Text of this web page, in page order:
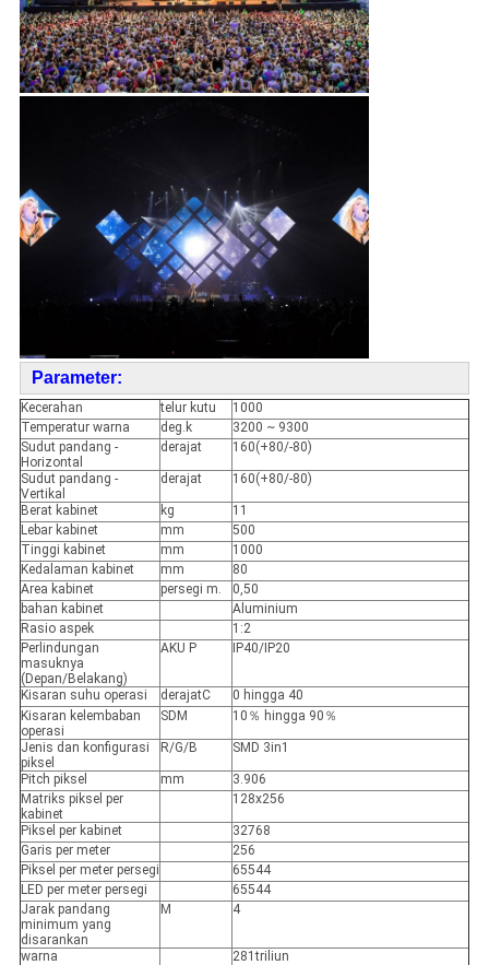
Parameter:
Kecerahan telur kutu
1000
Temperatur warna
deg.k
3200 ~ 9300
Sudut pandang -
Horizontal
derajat 160(+80/-80)
Sudut pandang -
Vertikal
derajat 160(+80/-80)
Berat kabinet kg
11
Lebar kabinet
mm
500
Tinggi kabinet
mm
1000
Kedalaman kabinet
mm
80
Area kabinet
persegi m.
0,50
bahan kabinet
Aluminium
Rasio aspek
1:2
Perlindungan
masuknya
(Depan/Belakang)
AKU P IP40/IP20
Kisaran suhu operasi derajatC
0 hingga 40
Kisaran kelembaban
operasi
SDM 10％ hingga 90％
Jenis dan konfigurasi
piksel
R/G/B SMD 3in1
Pitch piksel mm
3.906
Matriks piksel per
kabinet
128x256
Piksel per kabinet
32768
Garis per meter
256
Piksel per meter persegi
65544
LED per meter persegi
65544
Jarak pandang
minimum yang
disarankan
M 4
warna
281triliun